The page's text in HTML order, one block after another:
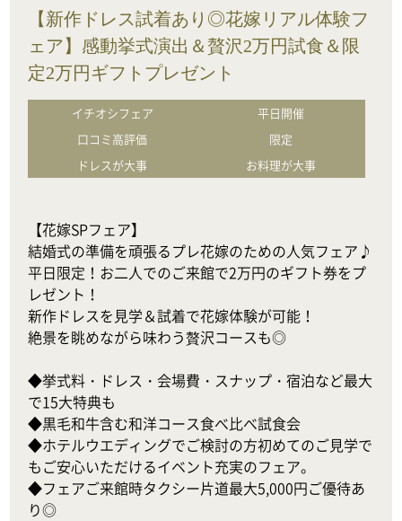
【新作ドレス試着あり◎花嫁リアル体験フ
ェア】感動挙式演出＆贅沢2万円試食＆限
定2万円ギフトプレゼント
イチオシフェア
平日開催
口コミ高評価
限定
ドレスが大事
お料理が大事
【花嫁SPフェア】
結婚式の準備を頑張るプレ花嫁のための人気フェア♪
平日限定！お二人でのご来館で2万円のギフト券をプ
レゼント！
新作ドレスを見学＆試着で花嫁体験が可能！
絶景を眺めながら味わう贅沢コースも◎
◆挙式料・ドレス・会場費・スナップ・宿泊など最大
で15大特典も
◆黒毛和牛含む和洋コース食べ比べ試食会
◆ホテルウエディングでご検討の方初めてのご見学で
もご安心いただけるイベント充実のフェア。
◆フェアご来館時タクシー片道最大5,000円ご優待あ
り◎